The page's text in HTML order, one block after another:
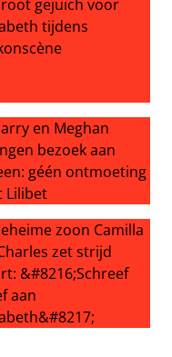
tijdens
gejuich voor
Harry en Meghan
en Meghan brengen